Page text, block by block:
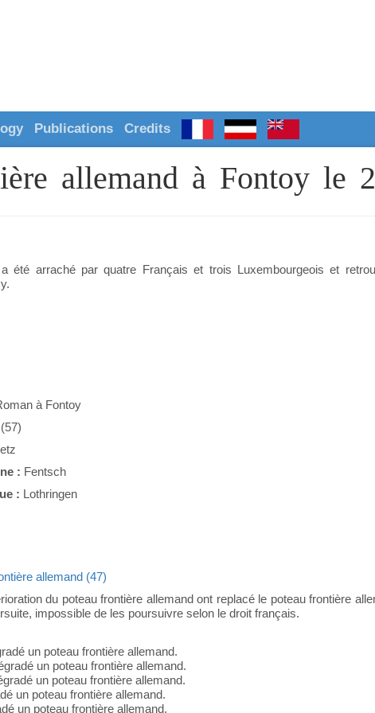
Publications Credits
allemand à Fontoy le
été arraché par quatre Français et trois Luxembourgeois et
à Fontoy
: Fentsch
: Lothringen
allemand (47)
du poteau frontière allemand ont replacé le poteau frontière
impossible de les poursuivre selon le droit français.
un poteau frontière allemand.
un poteau frontière allemand.
un poteau frontière allemand.
un poteau frontière allemand.
un poteau frontière allemand.